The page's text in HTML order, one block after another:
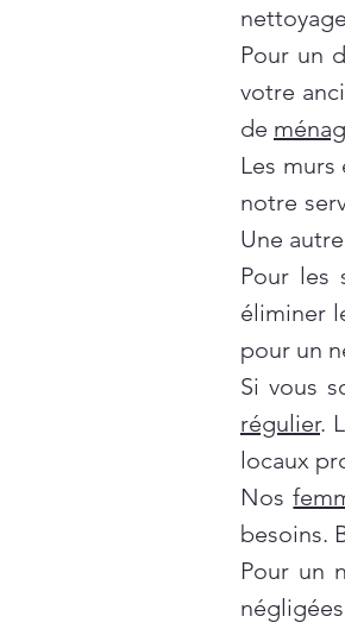
Pour un
votre
de
Les
notre
Une
Pour les
éliminer
pour un
Si vous
régulier.
locaux
Nos
besoins.
Pour un